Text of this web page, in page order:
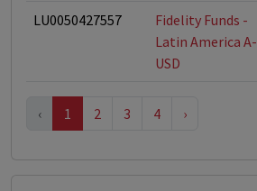
LU0050427557
Fidelity Funds -
Latin America A-
USD
‹ 1 2 3 4 ›